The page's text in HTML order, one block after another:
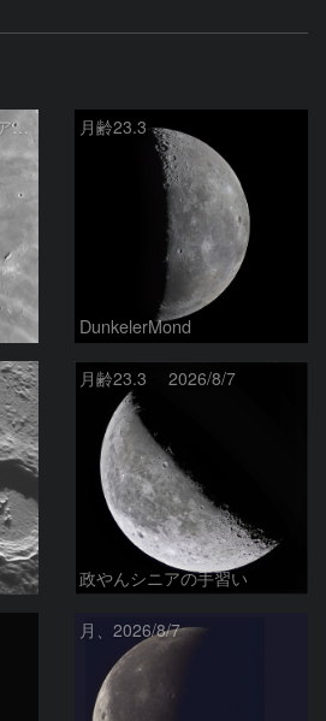
コペルニクス、カルパチア山脈付近 月齢23.3
DunkelerMond
月齢23.3 2026/8/7
政やんシニアの手習い
月、2026/8/7